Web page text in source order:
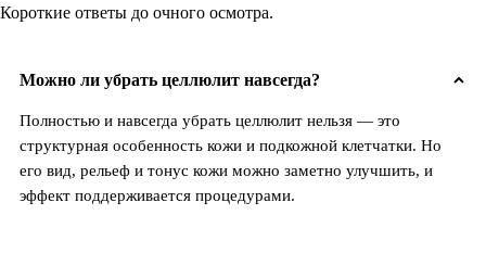
Короткие ответы до очного осмотра.
Можно ли убрать целлюлит навсегда?
Полностью и навсегда убрать целлюлит нельзя — это
структурная особенность кожи и подкожной клетчатки. Но
его вид, рельеф и тонус кожи можно заметно улучшить, и
эффект поддерживается процедурами.